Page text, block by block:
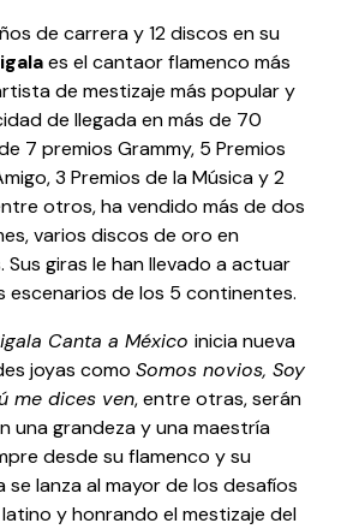
de carrera y 12 discos en su
es el cantaor flamenco más
de mestizaje más popular y
de llegada en más de 70
7 premios Grammy, 5 Premios
3 Premios de la Música y 2
otros, ha vendido más de dos
varios discos de oro en
Sus giras le han llevado a actuar
escenarios de los 5 continentes.
Canta a México inicia nueva
joyas como Somos novios, Soy
me dices ven, entre otras, serán
una grandeza y una maestría
desde su flamenco y su
se lanza al mayor de los desafíos
y honrando el mestizaje del